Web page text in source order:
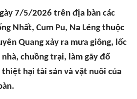
7/5/2026 trên địa bàn các
Nhất, Cum Pu, Na Léng thuộc
Quang xảy ra mưa giông, lốc
chuồng trại, làm gãy đổ
thiệt hại tài sản và vật nuôi của